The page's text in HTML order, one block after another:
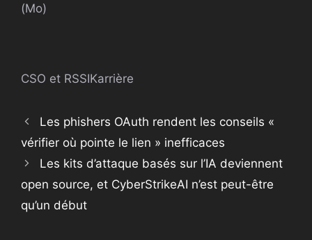
(Mo)
CSO et RSSIKarrière
Les phishers OAuth rendent les conseils «
vérifier où pointe le lien » inefficaces
Les kits d’attaque basés sur l’IA deviennent
open source, et CyberStrikeAI n’est peut-être
qu’un début